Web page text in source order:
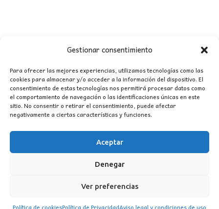
Gestionar consentimiento
Para ofrecer las mejores experiencias, utilizamos tecnologías como las
cookies para almacenar y/o acceder a la información del dispositivo. El
consentimiento de estas tecnologías nos permitirá procesar datos como
el comportamiento de navegación o las identificaciones únicas en este
sitio. No consentir o retirar el consentimiento, puede afectar
negativamente a ciertas características y funciones.
Aceptar
Denegar
Ver preferencias
Política de cookiesPolítica de PrivacidadAviso legal y condiciones de uso
CONTACTO
MI CUENTA